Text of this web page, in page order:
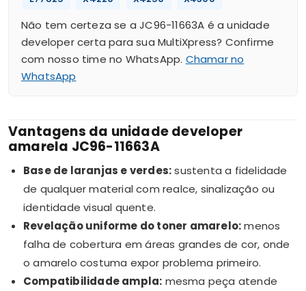
Não tem certeza se a JC96-11663A é a unidade
developer certa para sua MultiXpress? Confirme
com nosso time no WhatsApp. Chamar no
WhatsApp
Vantagens da unidade developer
amarela JC96-11663A
Base de laranjas e verdes:sustenta a fidelidade
de qualquer material com realce, sinalização ou
identidade visual quente.
Revelação uniforme do toner amarelo:menos
falha de cobertura em áreas grandes de cor, onde
o amarelo costuma expor problema primeiro.
Compatibilidade ampla: mesma peça atende